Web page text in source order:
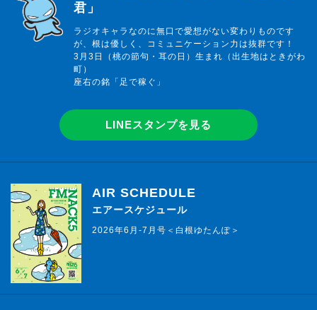
君」
ラジオキャラなのに無口で愛想がない変わりものです
が、根は優しく、コミュニケーション力は抜群です！
3月3日（桃の節句・耳の日）生まれ（出生地はときがわ
町）
座右の銘「足で稼ぐ」
LINEスタンプを見る
AIR SCHEDULE
エアースケジュール
2026年6月-7月号＜白根ゆたんぽ＞